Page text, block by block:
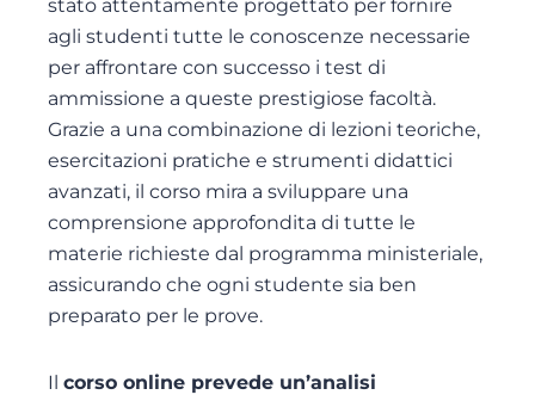
stato attentamente progettato per fornire
agli studenti tutte le conoscenze necessarie
per affrontare con successo i test di
ammissione a queste prestigiose facoltà.
Grazie a una combinazione di lezioni teoriche,
esercitazioni pratiche e strumenti didattici
avanzati, il corso mira a sviluppare una
comprensione approfondita di tutte le
materie richieste dal programma ministeriale,
assicurando che ogni studente sia ben
preparato per le prove.
Il corso online prevede un’analisi